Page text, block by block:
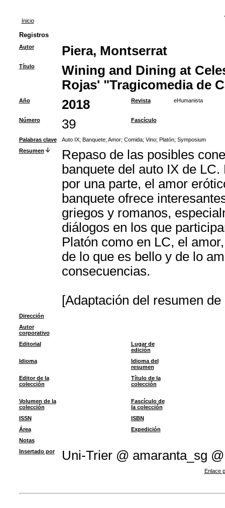
Inicio
Registros
Autor Piera, Montserrat
Título
Wining and Dining at
Rojas' "Tragicomedia de
Año 2018 Revista eHumanista
Número 39 Fascículo
Palabras clave Auto IX; Banquete; Amor; Comida; Vino; Platón; Symposium
Resumen
Repaso de las posibles
banquete del auto IX de
por una parte, el amor
banquete ofrece
griegos y romanos,
diálogos en los que
Platón como en LC, el
de lo que es bello y de lo
consecuencias.
[Adaptación del resumen de
Dirección
Autor
corporativo
Editorial
Lugar de
edición
Idioma
Idioma del
resumen
Editor de la
colección
Título de la
colección
Volumen de la
colección
Fascículo de
la colección
ISSN
ISBN
Área
Expedición
Notas
Insertado por
Uni-Trier @ amaranta_sg @
Enlace